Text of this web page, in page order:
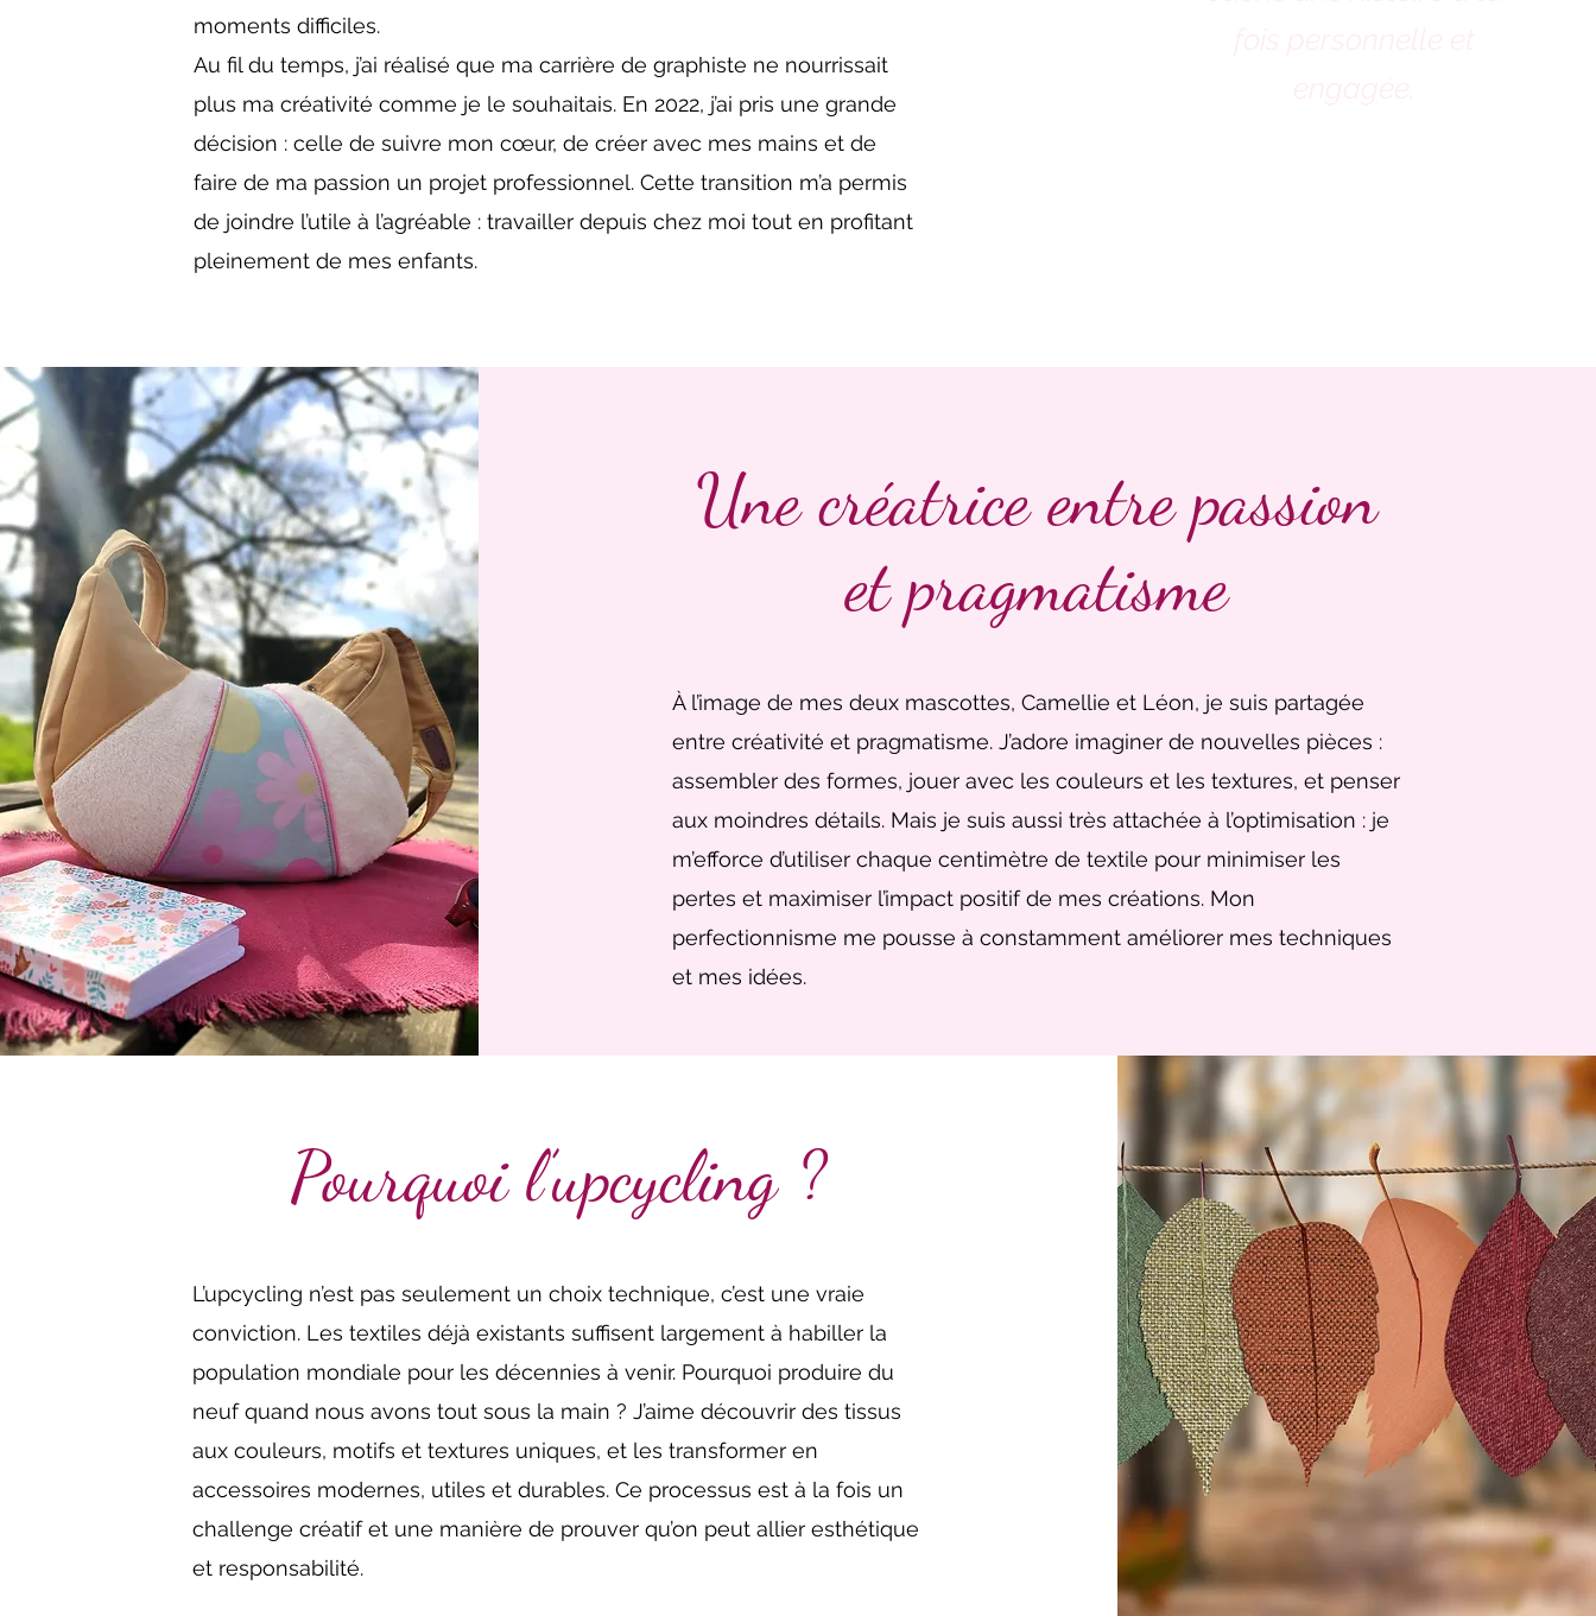
moments difficiles.
Au fil du temps, j’ai réalisé que ma carrière de graphiste ne nourrissait
plus ma créativité comme je le souhaitais. En 2022, j’ai pris une grande
décision : celle de suivre mon cœur, de créer avec mes mains et de
faire de ma passion un projet professionnel. Cette transition m’a permis
de joindre l’utile à l’agréable : travailler depuis chez moi tout en profitant
pleinement de mes enfants.
Une créatrice entre passion
et pragmatisme
À l’image de mes deux mascottes, Camellie et Léon, je suis partagée
entre créativité et pragmatisme. J’adore imaginer de nouvelles pièces :
assembler des formes, jouer avec les couleurs et les textures, et penser
aux moindres détails. Mais je suis aussi très attachée à l’optimisation : je
m’efforce d’utiliser chaque centimètre de textile pour minimiser les
pertes et maximiser l’impact positif de mes créations. Mon
perfectionnisme me pousse à constamment améliorer mes techniques
et mes idées.
Pourquoi l’upcycling ?
L’upcycling n’est pas seulement un choix technique, c’est une vraie
conviction. Les textiles déjà existants suffisent largement à habiller la
population mondiale pour les décennies à venir. Pourquoi produire du
neuf quand nous avons tout sous la main ? J’aime découvrir des tissus
aux couleurs, motifs et textures uniques, et les transformer en
accessoires modernes, utiles et durables. Ce processus est à la fois un
challenge créatif et une manière de prouver qu’on peut allier esthétique
et responsabilité.